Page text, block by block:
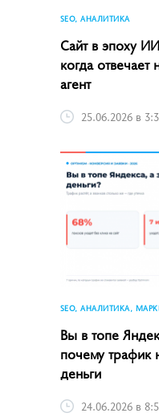
SEO, АНАЛИТИКА
Сайт в эпоху
когда отвечает
агент
25.06.2026 в
SEO, АНАЛИТИКА,
Вы в топе
почему трафик
деньги
24.06.2026 в